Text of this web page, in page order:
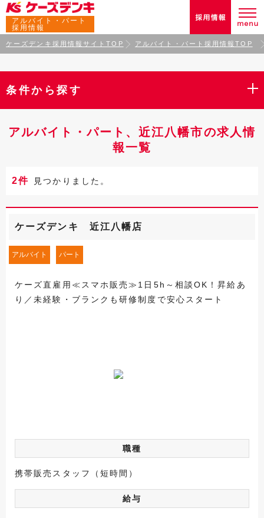
アルバイト・パート
採用情報
ケーズデンキ採用情報サイトTOP アルバイト・パート採用情報TOP
条件から探す
アルバイト・パート、近江八幡市の求人情
報一覧
2件 見つかりました。
ケーズデンキ 近江八幡店
アルバイト パート
ケーズ直雇用≪スマホ販売≫1日5h～相談OK！昇給あ
り／未経験・ブランクも研修制度で安心スタート
職種
携帯販売スタッフ（短時間）
給与